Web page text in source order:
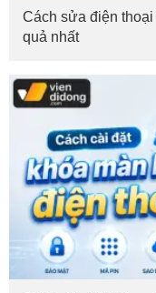
Cách sửa điện
quả nhất